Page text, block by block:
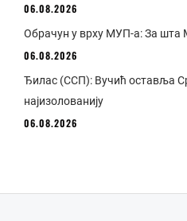
06.08.2026
Обрачун у врху МУП-а: За шта
06.08.2026
Ђилас (ССП): Вучић оставља
најизолованију
06.08.2026